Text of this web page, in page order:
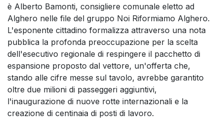
è Alberto Bamonti, consigliere comunale eletto ad
Alghero nelle file del gruppo Noi Riformiamo Alghero.
L'esponente cittadino formalizza attraverso una nota
pubblica la profonda preoccupazione per la scelta
dell'esecutivo regionale di respingere il pacchetto di
espansione proposto dal vettore, un'offerta che,
stando alle cifre messe sul tavolo, avrebbe garantito
oltre due milioni di passeggeri aggiuntivi,
l'inaugurazione di nuove rotte internazionali e la
creazione di centinaia di posti di lavoro.